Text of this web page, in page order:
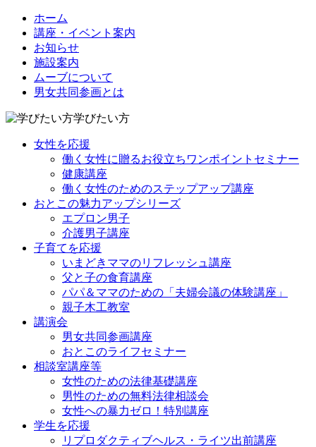
ホーム
講座・イベント案内
お知らせ
施設案内
ムーブについて
男女共同参画とは
学びたい方
女性を応援
働く女性に贈るお役立ちワンポイントセミナー
健康講座
働く女性のためのステップアップ講座
おとこの魅力アップシリーズ
エプロン男子
介護男子講座
子育てを応援
いまどきママのリフレッシュ講座
父と子の食育講座
パパ＆ママのための「夫婦会議の体験講座」
親子木工教室
講演会
男女共同参画講座
おとこのライフセミナー
相談室講座等
女性のための法律基礎講座
男性のための無料法律相談会
女性への暴力ゼロ！特別講座
学生を応援
リプロダクティブヘルス・ライツ出前講座